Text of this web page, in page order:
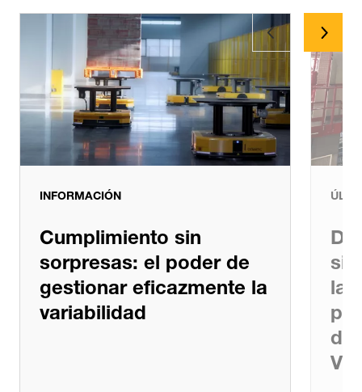
Información
Últimas novedades
INFORMACIÓN
Cumplimiento sin
sorpresas: el poder de
gestionar eficazmente la
variabilidad
la
de